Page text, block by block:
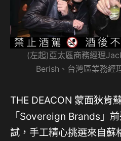
(左起)亞太區商務經理
Berish、台灣區業務經
THE DEACON 蒙面狄肯
「Sovereign Brands」
試，手工精心挑選來自蘇